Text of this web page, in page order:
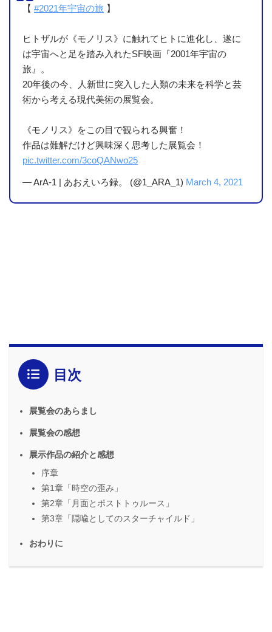
【 #2021年宇宙の旅 】
ヒトザルが《モノリス》に触れてヒトに進化し、遂に
は宇宙へと足を踏み入れたSF映画『2001年宇宙の
旅』。
20年後の今、人新世に突入した人類の未来を科学と芸
術から考える現代美術の展覧会。
《モノリス》をこの目で観られる興奮！
作品は難解だけど興味深く思考した展覧会！
pic.twitter.com/3coQANwo25
— ArA-1 | あおえいろ録。 (@1_ARA_1) March 4, 2021
目次
展覧会のあらまし
展覧会の感想
展示作品の紹介と感想
序章
第1章「時空の歪み」
第2章「月面とポストトゥルース」
第3章「隠喩としてのスターチャイルド」
おわりに